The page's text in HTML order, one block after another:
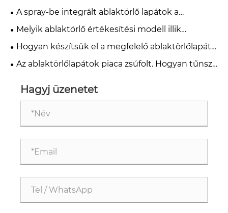
adapter típusokat bármely járműhöz
A spray-be integrált ablaktörlő lapátok a
következő növekedési lehetőség?
Melyik ablaktörlő értékesítési modell illik
legjobban vállalkozásához?
Hogyan készítsük el a megfelelő ablaktörlőlapát-
termékkeveréket egy új piac számára
Az ablaktörlőlapátok piaca zsúfolt. Hogyan tűnsz
Hagyj üzenetet